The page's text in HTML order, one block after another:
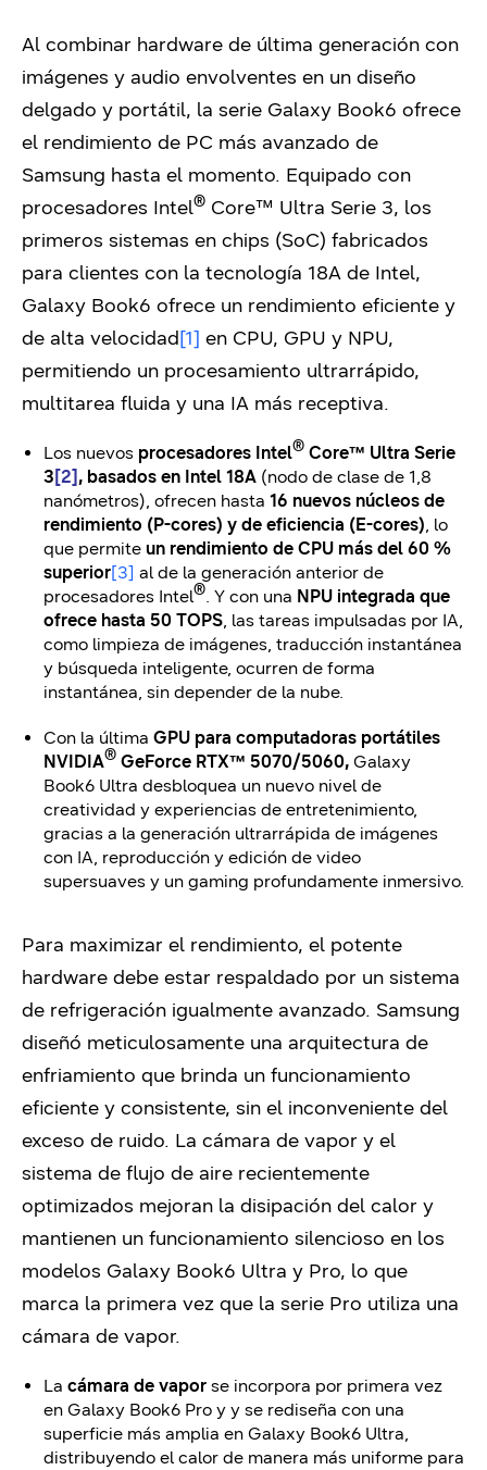
Al combinar hardware de última generación con
imágenes y audio envolventes en un diseño
delgado y portátil, la serie Galaxy Book6 ofrece
el rendimiento de PC más avanzado de
Samsung hasta el momento. Equipado con
procesadores Intel® Core™ Ultra Serie 3, los
primeros sistemas en chips (SoC) fabricados
para clientes con la tecnología 18A de Intel,
Galaxy Book6 ofrece un rendimiento eficiente y
de alta velocidad[1] en CPU, GPU y NPU,
permitiendo un procesamiento ultrarrápido,
multitarea fluida y una IA más receptiva.
Los nuevos procesadores Intel® Core™ Ultra Serie
3 [2] , basados en Intel 18A (nodo de clase de 1,8
nanómetros), ofrecen hasta 16 nuevos núcleos de
rendimiento (P-cores) y de eficiencia (E-cores), lo
que permite un rendimiento de CPU más del 60 %
superior[3] al de la generación anterior de
procesadores Intel®. Y con una NPU integrada que
ofrece hasta 50 TOPS, las tareas impulsadas por IA,
como limpieza de imágenes, traducción instantánea
y búsqueda inteligente, ocurren de forma
instantánea, sin depender de la nube.
Con la última GPU para computadoras portátiles
NVIDIA® GeForce RTX™ 5070/5060, Galaxy
Book6 Ultra desbloquea un nuevo nivel de
creatividad y experiencias de entretenimiento,
gracias a la generación ultrarrápida de imágenes
con IA, reproducción y edición de video
supersuaves y un gaming profundamente inmersivo.
Para maximizar el rendimiento, el potente
hardware debe estar respaldado por un sistema
de refrigeración igualmente avanzado. Samsung
diseñó meticulosamente una arquitectura de
enfriamiento que brinda un funcionamiento
eficiente y consistente, sin el inconveniente del
exceso de ruido. La cámara de vapor y el
sistema de flujo de aire recientemente
optimizados mejoran la disipación del calor y
mantienen un funcionamiento silencioso en los
modelos Galaxy Book6 Ultra y Pro, lo que
marca la primera vez que la serie Pro utiliza una
cámara de vapor.
La cámara de vapor se incorpora por primera vez
en Galaxy Book6 Pro y y se rediseña con una
superficie más amplia en Galaxy Book6 Ultra,
distribuyendo el calor de manera más uniforme para